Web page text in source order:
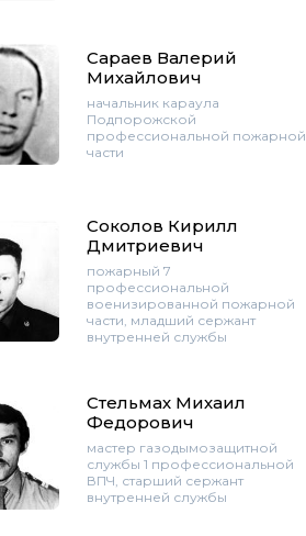
Сараев Валерий
Михайлович
начальник караула
Подпорожской
профессиональной пожарной
части
Соколов Кирилл
Дмитриевич
пожарный 7
профессиональной
военизированной пожарной
части, младший сержант
внутренней службы
Стельмах Михаил
Федорович
мастер газодымозащитной
службы 1 профессиональной
ВПЧ, старший сержант
внутренней службы